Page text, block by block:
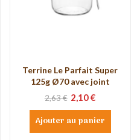
Terrine Le Parfait Super
125g Ø70 avec joint
2,63 € 2,10 €
Ajouter au panier